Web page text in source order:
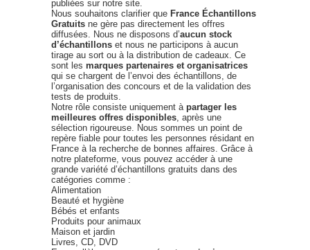
publiées sur notre site.
Nous souhaitons clarifier que France Échantillons
Gratuits ne gère pas directement les offres
diffusées. Nous ne disposons d’aucun stock
d’échantillons et nous ne participons à aucun
tirage au sort ou à la distribution de cadeaux. Ce
sont les marques partenaires et organisatrices
qui se chargent de l’envoi des échantillons, de
l’organisation des concours et de la validation des
tests de produits.
Notre rôle consiste uniquement à partager les
meilleures offres disponibles , après une
sélection rigoureuse. Nous sommes un point de
repère fiable pour toutes les personnes résidant en
France à la recherche de bonnes affaires. Grâce à
notre plateforme, vous pouvez accéder à une
grande variété d’échantillons gratuits dans des
catégories comme :
Alimentation
Beauté et hygiène
Bébés et enfants
Produits pour animaux
Maison et jardin
Livres, CD, DVD